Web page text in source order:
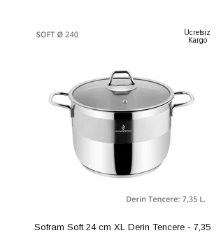
Ücretsiz
Kargo
Sofram Soft 24 cm XL Derin Tencere - 7,35